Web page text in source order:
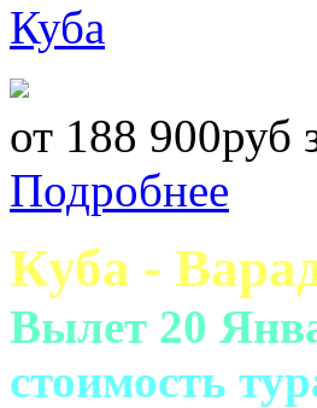
Куба
от 188 900руб
Подробнее
Куба -
Вылет 20
cтоимость